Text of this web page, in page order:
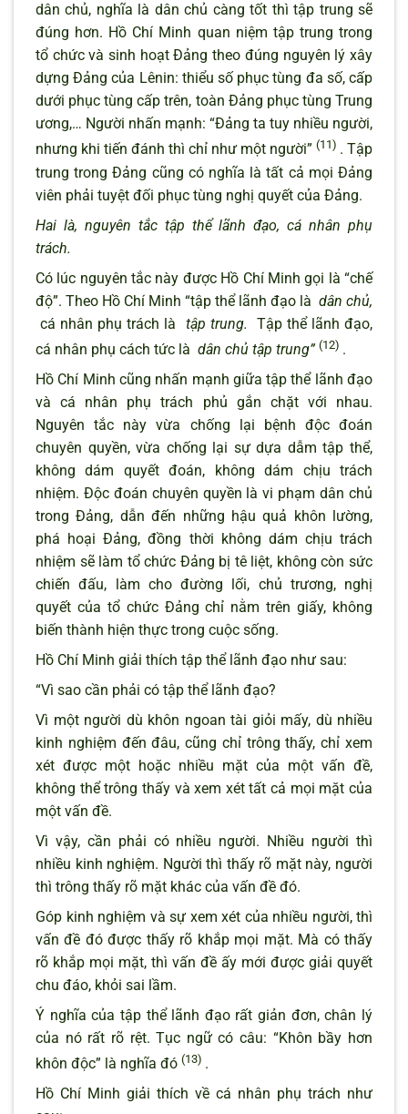
dân chủ, nghĩa là dân chủ càng tốt thì tập trung sẽ
đúng hơn. Hồ Chí Minh quan niệm tập trung trong
tổ chức và sinh hoạt Đảng theo đúng nguyên lý xây
dựng Đảng của Lênin: thiểu số phục tùng đa số, cấp
dưới phục tùng cấp trên, toàn Đảng phục tùng Trung
ương,… Người nhấn mạnh: “Đảng ta tuy nhiều người,
nhưng khi tiến đánh thì chỉ như một người” (11) . Tập
trung trong Đảng cũng có nghĩa là tất cả mọi Đảng
viên phải tuyệt đối phục tùng nghị quyết của Đảng.
Hai là, nguyên tắc tập thể lãnh đạo, cá nhân phụ
trách.
Có lúc nguyên tắc này được Hồ Chí Minh gọi là “chế
độ”. Theo Hồ Chí Minh “tập thể lãnh đạo là dân chủ,
cá nhân phụ trách là tập trung.
Tập thể lãnh đạo,
cá nhân phụ cách tức là dân chủ tập trung” (12) .
Hồ Chí Minh cũng nhấn mạnh giữa tập thể lãnh đạo
và cá nhân phụ trách phủ gắn chặt với nhau.
Nguyên tắc này vừa chống lại bệnh độc đoán
chuyên quyền, vừa chống lại sự dựa dẫm tập thể,
không dám quyết đoán, không dám chịu trách
nhiệm. Độc đoán chuyên quyền là vi phạm dân chủ
trong Đảng, dẫn đến những hậu quả khôn lường,
phá hoại Đảng, đồng thời không dám chịu trách
nhiệm sẽ làm tổ chức Đảng bị tê liệt, không còn sức
chiến đấu, làm cho đường lối, chủ trương, nghị
quyết của tổ chức Đảng chỉ nằm trên giấy, không
biến thành hiện thực trong cuộc sống.
Hồ Chí Minh giải thích tập thể lãnh đạo như sau:
“Vì sao cần phải có tập thể lãnh đạo?
Vì một người dù khôn ngoan tài giỏi mấy, dù nhiều
kinh nghiệm đến đâu, cũng chỉ trông thấy, chỉ xem
xét được một hoặc nhiều mặt của một vấn đề,
không thể trông thấy và xem xét tất cả mọi mặt của
một vấn đề.
Vì vậy, cần phải có nhiều người. Nhiều người thì
nhiều kinh nghiệm. Người thì thấy rõ mặt này, người
thì trông thấy rõ mặt khác của vấn đề đó.
Góp kinh nghiệm và sự xem xét của nhiều người, thì
vấn đề đó được thấy rõ khắp mọi mặt. Mà có thấy
rõ khắp mọi mặt, thì vấn đề ấy mới được giải quyết
chu đáo, khỏi sai lầm.
Ý nghĩa của tập thể lãnh đạo rất giản đơn, chân lý
của nó rất rõ rệt. Tục ngữ có câu: “Khôn bầy hơn
khôn độc” là nghĩa đó (13) .
Hồ Chí Minh giải thích về cá nhân phụ trách như